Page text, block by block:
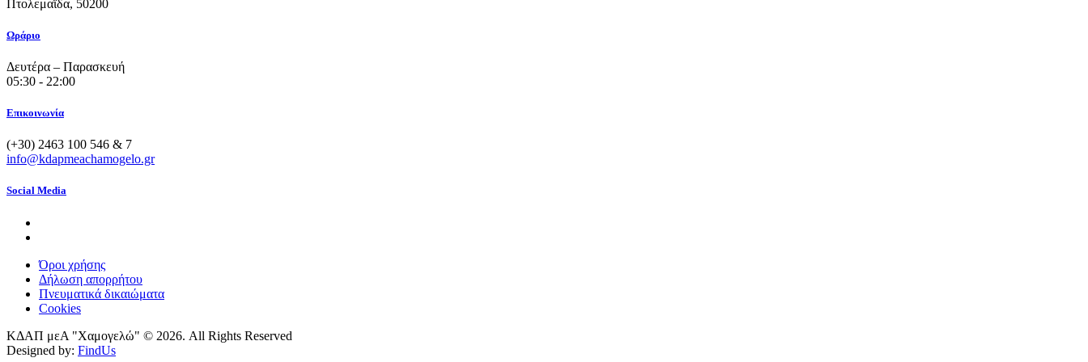
Πτολεμαΐδα, 50200
Ωράριο
Δευτέρα – Παρασκευή
05:30 - 22:00
Επικοινωνία
(+30) 2463 100 546 & 7
info@kdapmeachamogelo.gr
Social Media
Όροι χρήσης
Δήλωση απορρήτου
Πνευματικά δικαιώματα
Cookies
ΚΔΑΠ μεΑ "Χαμογελώ" © 2026. All Rights Reserved
Designed by: FindUs